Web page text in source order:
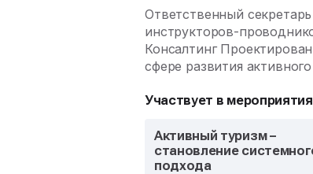
Ответственный
инструкторов-
Консалтинг
сфере развития
Участвует в
Активный туризм –
становление
подхода